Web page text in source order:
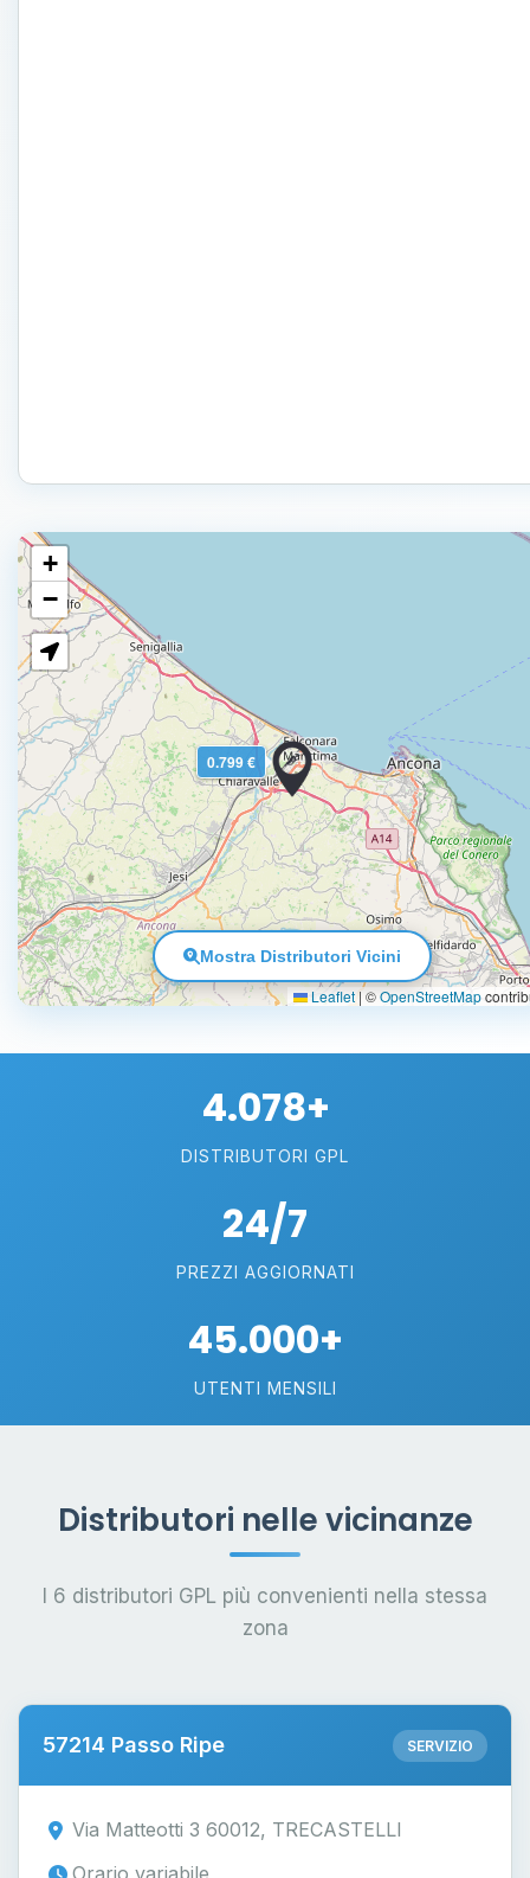
0.799 €
+
−
Leaflet|©OpenStreetMap
Mostra Distributori Vicini
4.078+
DISTRIBUTORI GPL
24/7
PREZZI AGGIORNATI
45.000+
UTENTI MENSILI
Distributori nelle vicinanze
I 6 distributori GPL più convenienti nella stessa
zona
57214 Passo Ripe SERVIZIO
Via Matteotti 3 60012, TRECASTELLI
Orario variabile